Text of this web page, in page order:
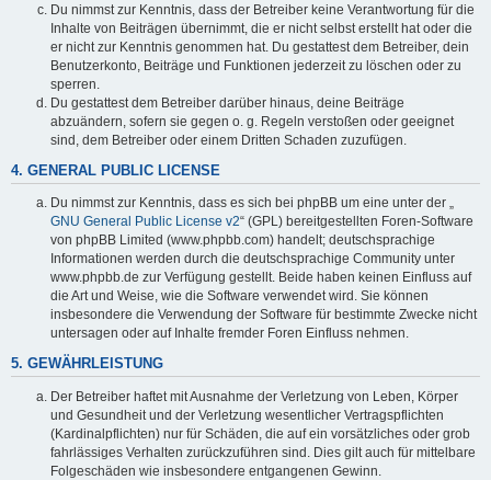
Du nimmst zur Kenntnis, dass der Betreiber keine Verantwortung für die
Inhalte von Beiträgen übernimmt, die er nicht selbst erstellt hat oder die
er nicht zur Kenntnis genommen hat. Du gestattest dem Betreiber, dein
Benutzerkonto, Beiträge und Funktionen jederzeit zu löschen oder zu
sperren.
Du gestattest dem Betreiber darüber hinaus, deine Beiträge
abzuändern, sofern sie gegen o. g. Regeln verstoßen oder geeignet
sind, dem Betreiber oder einem Dritten Schaden zuzufügen.
4. GENERAL PUBLIC LICENSE
Du nimmst zur Kenntnis, dass es sich bei phpBB um eine unter der „
GNU General Public License v2“ (GPL) bereitgestellten Foren-Software
von phpBB Limited (www.phpbb.com) handelt; deutschsprachige
Informationen werden durch die deutschsprachige Community unter
www.phpbb.de zur Verfügung gestellt. Beide haben keinen Einfluss auf
die Art und Weise, wie die Software verwendet wird. Sie können
insbesondere die Verwendung der Software für bestimmte Zwecke nicht
untersagen oder auf Inhalte fremder Foren Einfluss nehmen.
5. GEWÄHRLEISTUNG
Der Betreiber haftet mit Ausnahme der Verletzung von Leben, Körper
und Gesundheit und der Verletzung wesentlicher Vertragspflichten
(Kardinalpflichten) nur für Schäden, die auf ein vorsätzliches oder grob
fahrlässiges Verhalten zurückzuführen sind. Dies gilt auch für mittelbare
Folgeschäden wie insbesondere entgangenen Gewinn.